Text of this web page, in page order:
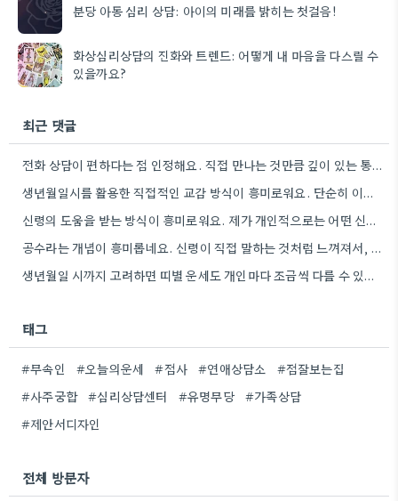
분당 아동 심리 상담: 아이의 미래를 밝히는 첫걸음!
화상심리상담의 진화와 트렌드: 어떻게 내 마음을 다스릴 수
있을까요?
최근 댓글
전화 상담이 편하다는 점 인정해요. 직접 만나는 것만큼 깊이 있는 통찰력을 얻기는 어려울 것 같아요.
생년월일시를 활용한 직접적인 교감 방식이 흥미로워요. 단순히 이론적 틀에 기대는 것보다, 개인의 상황에 맞춰 신령의…
신령의 도움을 받는 방식이 흥미로워요. 제가 개인적으로는 어떤 신령이 상담자의 상황에 맞춰 질문을 받아들이는지 궁금하네요.
공수라는 개념이 흥미롭네요. 신령이 직접 말하는 것처럼 느껴져서, 현대적인 AI 챗봇의 답변 방식과 연결해서 생각해…
생년월일 시까지 고려하면 띠별 운세도 개인마다 조금씩 다를 수 있네요. 특히 연말에 태어난 분들은 좀…
태그
#무속인 #오늘의운세 #점사 #연애상담소
#점잘보는집
#사주궁합
#심리상담센터 #유명무당
#가족상담
#제안서디자인
전체 방문자